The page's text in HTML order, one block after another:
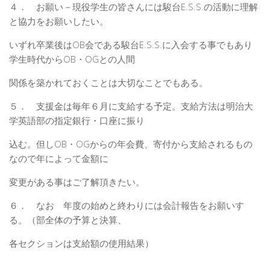
４． お願い－現役学生の皆さんには駿台E.S.S.の活動に理解
と協力をお願いしたい。
いずれ卒業後はOB会である駿台E.S.S.に入会する事でもあり
学生時代からOB・OGとの人間
関係を築かれておくことは大切なことでもある。
５． 支援金は毎年６月に支給する予定。支給方法は明治大
学英語部の指定銀行・口座に振り
込む。但しOB・OGからの年会費、寄付から支給されるもの
なので年によって金額に
変更がある事はご了解頂きたい。
６． なお 年度の始めと終わりには会計報告をお願いす
る。（部全体の予算と決算、
各セクションは支給額の使用結果）